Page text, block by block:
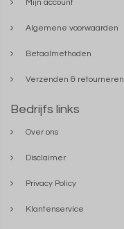
Mijn account
Algemene voorwaarden
Betaalmethoden
Verzenden & retourneren
Bedrijfs links
Over ons
Disclaimer
Privacy Policy
Klantenservice